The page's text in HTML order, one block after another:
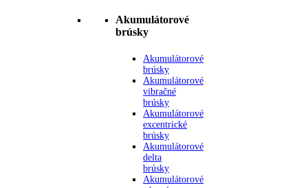
Akumulátorové
brúsky
Akumulátorové
brúsky
Akumulátorové
vibračné
brúsky
Akumulátorové
excentrické
brúsky
Akumulátorové
delta
brúsky
Akumulátorové